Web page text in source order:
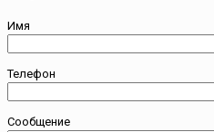
Имя
Телефон
Сообщение